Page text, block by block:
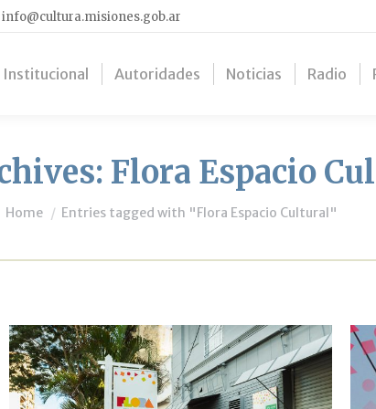
info@cultura.misiones.gob.ar
Institucional Autoridades Noticias Radio
Flora Espacio
You are here:
Home Entries tagged with "Flora Espacio Cultural"